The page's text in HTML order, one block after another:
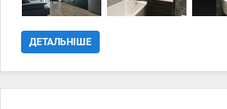
Розташування ідеальне: всього 2
забезпечує доступ до всієї необхідної
комфортного життя. Квартира повністю
ДЕТАЛЬНІШЕ